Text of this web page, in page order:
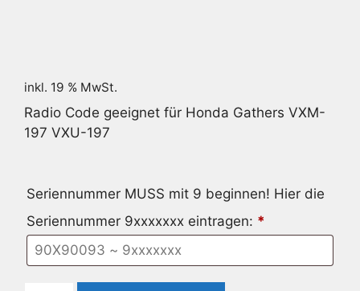
inkl. 19 % MwSt.
Radio Code geeignet für Honda Gathers VXM-
197 VXU-197
Seriennummer MUSS mit 9 beginnen! Hier die
Seriennummer 9xxxxxxx eintragen: *